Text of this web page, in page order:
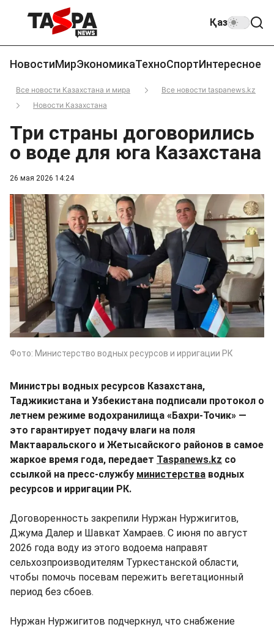
Қаз
НовостиМирЭкономикаТехноСпортИнтересное
Все новости Казахстана и мира
Все новости taspanews.kz
Новости Казахстана
26 мая 2026 14:24
Три страны договорились
о воде для юга Казахстана
Фото: Министерство водных ресурсов и ирригации РК
Министры водных ресурсов Казахстана,
Таджикистана и Узбекистана подписали протокол о
летнем режиме водохранилища «Бахри-Точик» —
это гарантирует подачу влаги на поля
Мактааральского и Жетысайского районов в самое
жаркое время года, передает Taspanews.kz со
ссылкой на пресс-службу министерства водных
ресурсов и ирригации РК.
Договоренность закрепили Нуржан Нуржигитов,
Джума Далер и Шавкат Хамраев. С июня по август
2026 года воду из этого водоема направят
сельхозпроизводителям Туркестанской области,
чтобы помочь посевам пережить вегетационный
период без сбоев.
Нуржан Нуржигитов подчеркнул, что снабжение